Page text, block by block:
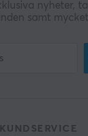
nyheter,
samt mycket
KUNDSERVICE